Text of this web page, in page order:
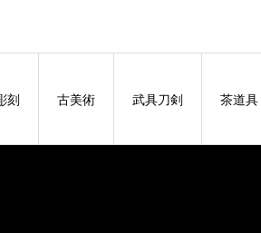
刻 古美術 武具刀剣 茶道具